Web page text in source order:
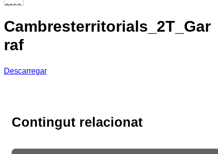
Cambresterritorials_2T_Gar
raf
Descarregar
Contingut relacionat